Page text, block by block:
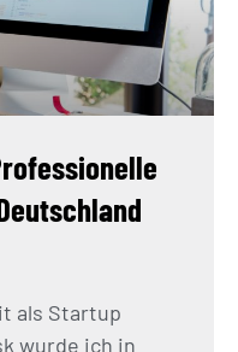
als Startup
wurde ich in